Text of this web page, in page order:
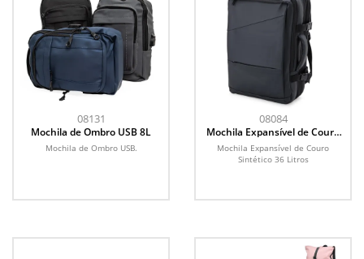
08131
Mochila de Ombro USB 8L
Mochila de Ombro USB.
08084
Mochila Expansível de Couro
Sintético 36 Litros
Mochila Expansível de Couro
Sintético 36 Litros